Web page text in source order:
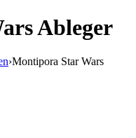
Ableger
›Montipora Star Wars